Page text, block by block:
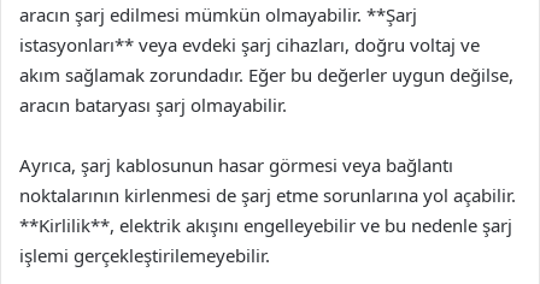
aracın şarj edilmesi mümkün olmayabilir. **Şarj
istasyonları** veya evdeki şarj cihazları, doğru voltaj ve
akım sağlamak zorundadır. Eğer bu değerler uygun değilse,
aracın bataryası şarj olmayabilir.
Ayrıca, şarj kablosunun hasar görmesi veya bağlantı
noktalarının kirlenmesi de şarj etme sorunlarına yol açabilir.
**Kirlilik**, elektrik akışını engelleyebilir ve bu nedenle şarj
işlemi gerçekleştirilemeyebilir.